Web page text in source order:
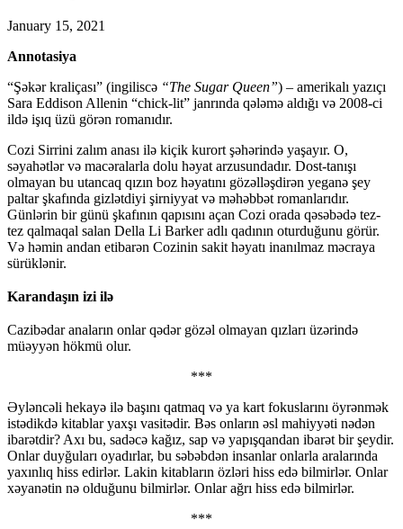
January 15, 2021
Annotasiya
“Şəkər kraliçası” (ingiliscə “The Sugar Queen”) – amerikalı yazıçı
Sara Eddison Allenin “chick-lit” janrında qələmə aldığı və 2008-ci
ildə işıq üzü görən romanıdır.
Cozi Sirrini zalım anası ilə kiçik kurort şəhərində yaşayır. O,
səyahətlər və macəralarla dolu həyat arzusundadır. Dost-tanışı
olmayan bu utancaq qızın boz həyatını gözəlləşdirən yeganə şey
paltar şkafında gizlətdiyi şirniyyat və məhəbbət romanlarıdır.
Günlərin bir günü şkafının qapısını açan Cozi orada qəsəbədə tez-
tez qalmaqal salan Della Li Barker adlı qadının oturduğunu görür.
Və həmin andan etibarən Cozinin sakit həyatı inanılmaz məcraya
sürüklənir.
Karandaşın izi ilə
Cazibədar anaların onlar qədər gözəl olmayan qızları üzərində
müəyyən hökmü olur.
***
Əyləncəli hekayə ilə başını qatmaq və ya kart fokuslarını öyrənmək
istədikdə kitablar yaxşı vasitədir. Bəs onların əsl mahiyyəti nədən
ibarətdir? Axı bu, sadəcə kağız, sap və yapışqandan ibarət bir şeydir.
Onlar duyğuları oyadırlar, bu səbəbdən insanlar onlarla aralarında
yaxınlıq hiss edirlər. Lakin kitabların özləri hiss edə bilmirlər. Onlar
xəyanətin nə olduğunu bilmirlər. Onlar ağrı hiss edə bilmirlər.
***